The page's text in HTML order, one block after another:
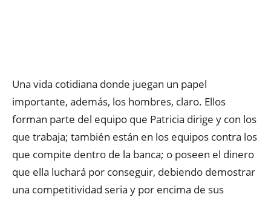
Una vida cotidiana donde juegan un papel
importante, además, los hombres, claro. Ellos
forman parte del equipo que Patricia dirige y con los
que trabaja; también están en los equipos contra los
que compite dentro de la banca; o poseen el dinero
que ella luchará por conseguir, debiendo demostrar
una competitividad seria y por encima de sus